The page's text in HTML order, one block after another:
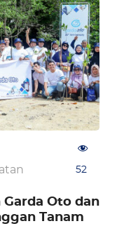
52
Oto dan
Tanam